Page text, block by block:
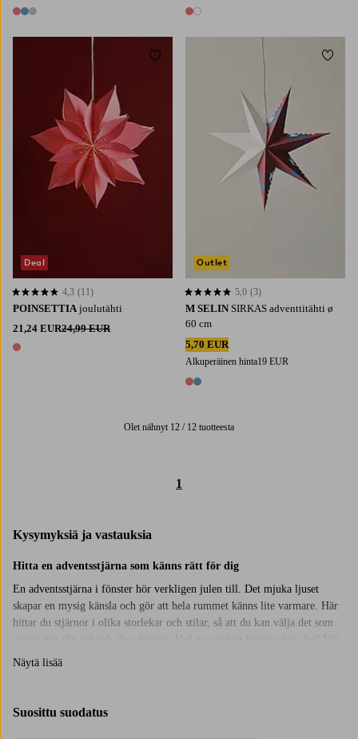
3 värejä 2 värejä
POINSETTIA joulutähti
21,24 EUR24,99 EUR
1 väri
4,3 perustuen 11 arvosanaan
4,3 (11)
Deal
Lisää suosikkeihin
M SELIN SIRKAS adventtitähti ø
60 cm
5,70 EUR
Alkuperäinen hinta19 EUR
2 värejä
5,0 perustuen 3 arvosanaan
5,0 (3)
Outlet
Lisää
Olet nähnyt 12 / 12 tuotteesta
1
Kysymyksiä ja vastauksia
Hitta en adventsstjärna som känns rätt för dig
En adventsstjärna i fönster hör verkligen julen till. Det mjuka ljuset
skapar en mysig känsla och gör att hela rummet känns lite varmare. Här
hittar du stjärnor i olika storlekar och stilar, så att du kan välja det som
du ha något klassiskt finns både små och stora pappersstjärnor i klassisk
stil. För en mer modern känsla kan det vara roligt att testa en ny form på
Stora, små och på fot – hitta rätt plats i hemmet
Näytä lisää
Suosittu suodatus